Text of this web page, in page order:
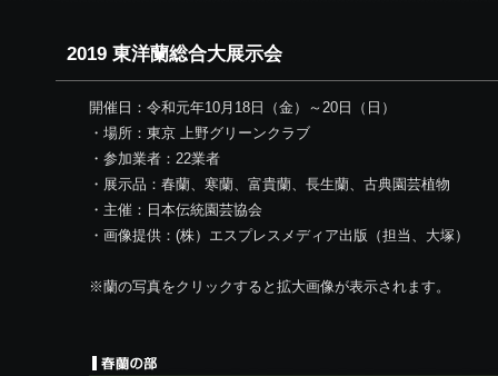
2019 東洋蘭総合大展示会
開催日：令和元年10月18日（金）～20日（日）
・場所：東京 上野グリーンクラブ
・参加業者：22業者
・展示品：春蘭、寒蘭、富貴蘭、長生蘭、古典園芸植物
・主催：日本伝統園芸協会
・画像提供：(株）エスプレスメディア出版（担当、大塚）
※蘭の写真をクリックすると拡大画像が表示されます。